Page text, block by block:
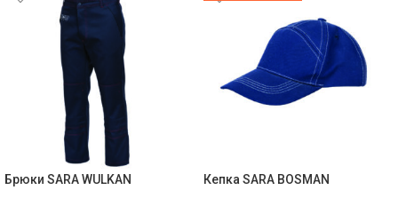
Брюки SARA WULKAN Кепка SARA BOSMAN